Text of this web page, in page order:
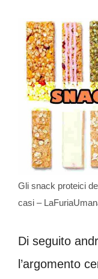
Gli snack proteici
casi –
Di seguito
l’argomento